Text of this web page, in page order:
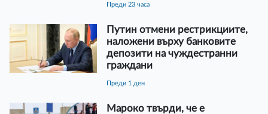
преди 23 часа
Путин отмени рестрикциите,
наложени върху банковите
депозити на чуждестранни
граждани
преди 1 ден
Мароко твърди, че е